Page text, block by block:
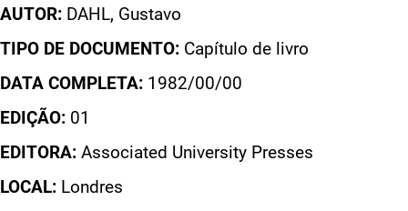
AUTOR: DAHL, Gustavo
TIPO DE DOCUMENTO: Capítulo de livro
DATA COMPLETA: 1982/00/00
EDIÇÃO: 01
EDITORA: Associated University Presses
LOCAL: Londres